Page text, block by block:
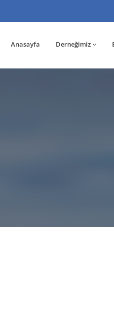
Anasayfa Derneğimiz